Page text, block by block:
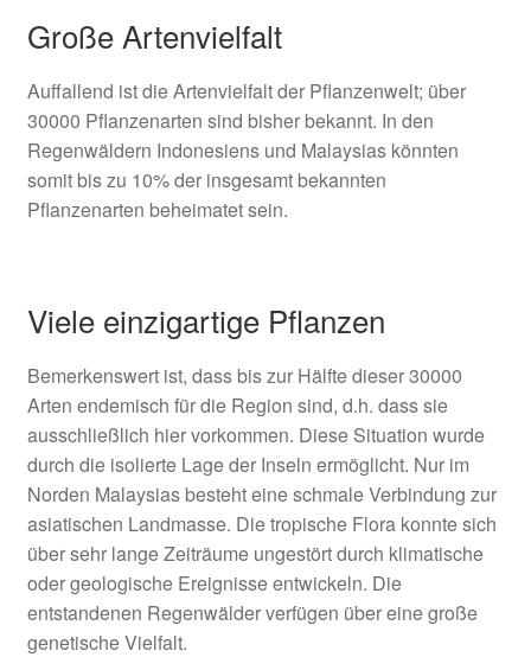
Große Artenvielfalt
Auffallend ist die Artenvielfalt der Pflanzenwelt; über
30000 Pflanzenarten sind bisher bekannt. In den
Regenwäldern Indonesiens und Malaysias könnten
somit bis zu 10% der insgesamt bekannten
Pflanzenarten beheimatet sein.
Viele einzigartige Pflanzen
Bemerkenswert ist, dass bis zur Hälfte dieser 30000
Arten endemisch für die Region sind, d.h. dass sie
ausschließlich hier vorkommen. Diese Situation wurde
durch die isolierte Lage der Inseln ermöglicht. Nur im
Norden Malaysias besteht eine schmale Verbindung zur
asiatischen Landmasse. Die tropische Flora konnte sich
über sehr lange Zeiträume ungestört durch klimatische
oder geologische Ereignisse entwickeln. Die
entstandenen Regenwälder verfügen über eine große
genetische Vielfalt.